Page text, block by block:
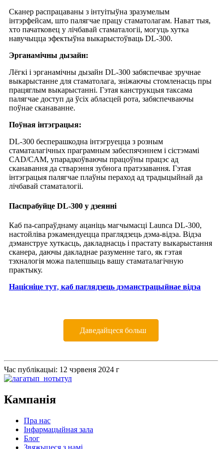
Сканер распрацаваны з інтуітыўна зразумелым
інтэрфейсам, што палягчае працу стаматолагам. Нават тыя,
хто пачатковец у лічбавай стаматалогіі, могуць хутка
навучыцца эфектыўна выкарыстоўваць DL-300.
Эрганамічны дызайн:
Лёгкі і эрганамічны дызайн DL-300 забяспечвае зручнае
выкарыстанне для стаматолага, зніжаючы стомленасць пры
працяглым выкарыстанні. Гэтая канструкцыя таксама
палягчае доступ да ўсіх абласцей рота, забяспечваючы
поўнае сканаванне.
Поўная інтэграцыя:
DL-300 бесперашкодна інтэгруецца з розным
стаматалагічных праграмным забеспячэннем і сістэмамі
CAD/CAM, упарадкоўваючы працоўны працэс ад
сканавання да стварэння зубнога пратэзавання. Гэтая
інтэграцыя палягчае плаўны пераход ад традыцыйнай да
лічбавай стаматалогіі.
Паспрабуйце DL-300 у дзеянні
Каб па-сапраўднаму ацаніць магчымасці Launca DL-300,
настойліва рэкамендуецца праглядзець дэма-відэа. Відэа
дэманструе хуткасць, дакладнасць і прастату выкарыстання
сканера, даючы дакладнае разуменне таго, як гэтая
тэхналогія можа палепшыць вашу стаматалагічную
практыку.
Націсніце тут, каб паглядзець дэманстрацыйнае відэа
Даведайцеся больш
Час публікацыі: 12 чэрвеня 2024 г
Кампанія
Пра нас
Інфармацыйная зала
Блог
Звяжыцеся з намі